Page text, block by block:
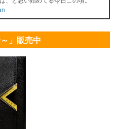
」販売中